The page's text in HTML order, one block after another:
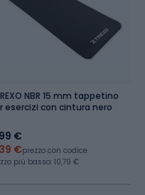
NBR 15 mm tappetino
esercizi con cintura nero
€
€prezzo con codice
più basso: 10,79 €